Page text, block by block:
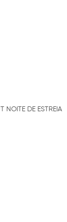
NOITE DE ESTREIA